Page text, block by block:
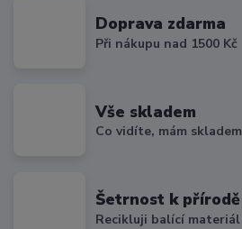
Doprava zdarma
Při nákupu nad 1500 Kč
Vše skladem
Co vidíte, mám skladem
Šetrnost k přírodě
Recikluji balící materiál